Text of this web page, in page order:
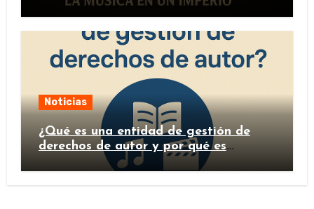
Noticias
¿Qué es una entidad de gestión de
derechos de autor y por qué es
importante?